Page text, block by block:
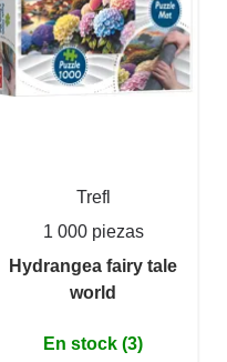
Trefl
1 000 piezas
Hydrangea fairy tale
world
En stock (3)